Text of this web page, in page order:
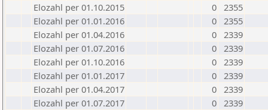
Elozahl per 01.10.2015
0 2355
Elozahl per 01.01.2016
0 2355
Elozahl per 01.04.2016
0 2339
Elozahl per 01.07.2016
0 2339
Elozahl per 01.10.2016
0 2339
Elozahl per 01.01.2017
0 2339
Elozahl per 01.04.2017
0 2339
Elozahl per 01.07.2017
0 2339